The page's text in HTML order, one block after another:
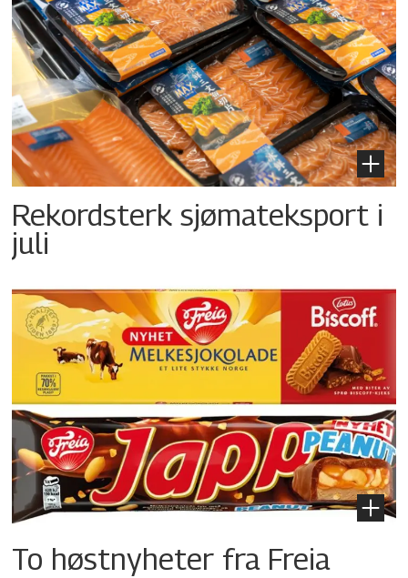
Rekordsterk sjømateksport i
juli
To høstnyheter fra Freia